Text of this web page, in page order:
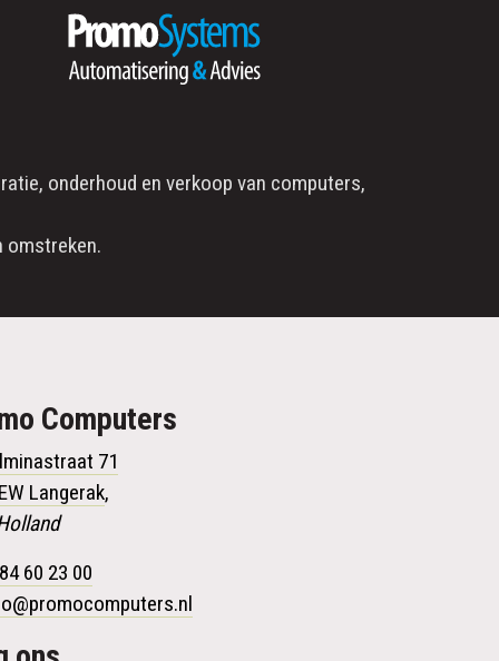
, onderhoud en verkoop van computers,
omstreken.
Computers
71
Langerak,
60 23 00